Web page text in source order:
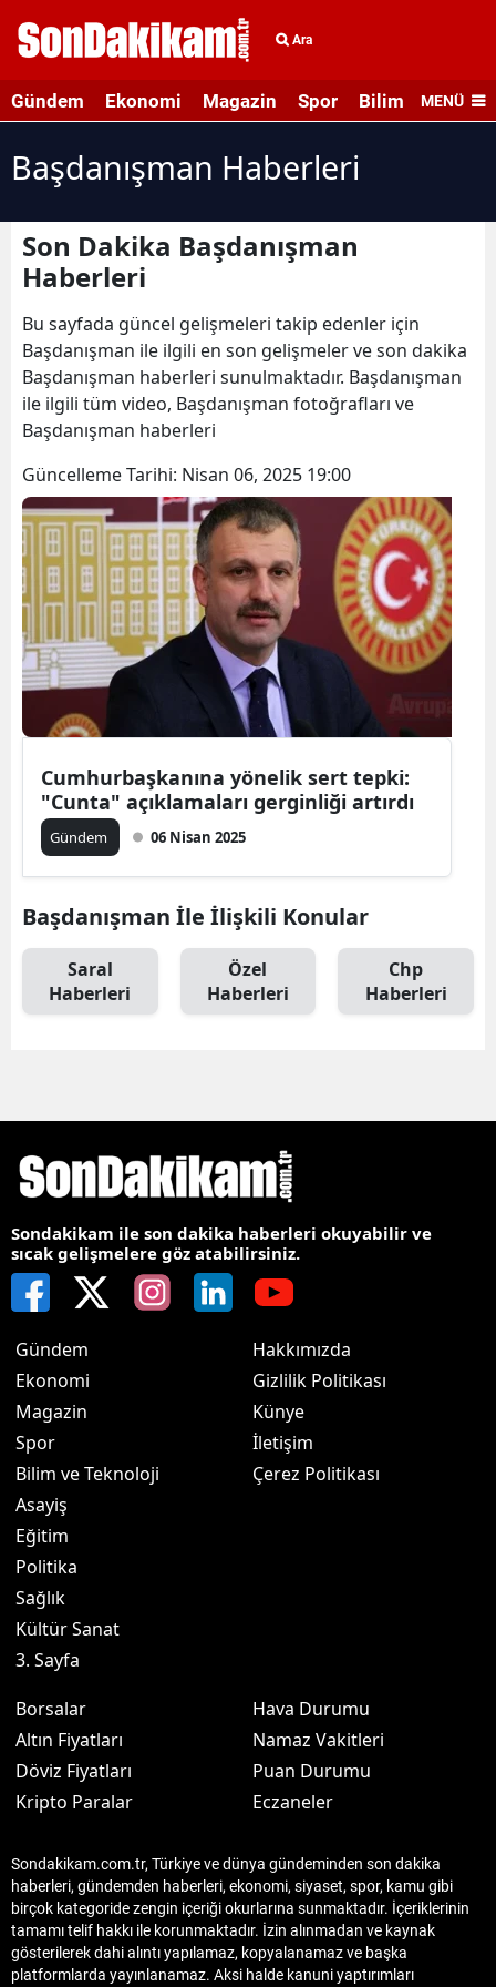
Ara
Gündem Ekonomi Magazin Spor Bilim veMENÜ
Başdanışman Haberleri
Son Dakika Başdanışman
Haberleri
Bu sayfada güncel gelişmeleri takip edenler için
Başdanışman ile ilgili en son gelişmeler ve son dakika
Başdanışman haberleri sunulmaktadır. Başdanışman
ile ilgili tüm video, Başdanışman fotoğrafları ve
Başdanışman haberleri
Güncelleme Tarihi: Nisan 06, 2025 19:00
Cumhurbaşkanına yönelik sert tepki:
"Cunta" açıklamaları gerginliği artırdı
Gündem 06 Nisan 2025
Başdanışman İle İlişkili Konular
Saral
Haberleri
Özel
Haberleri
Chp
Haberleri
Sondakikam ile son dakika haberleri okuyabilir ve
sıcak gelişmelere göz atabilirsiniz.
Gündem
Ekonomi
Magazin
Spor
Bilim ve Teknoloji
Asayiş
Eğitim
Politika
Sağlık
Kültür Sanat
3. Sayfa
Hakkımızda
Gizlilik Politikası
Künye
İletişim
Çerez Politikası
Borsalar
Altın Fiyatları
Döviz Fiyatları
Kripto Paralar
Hava Durumu
Namaz Vakitleri
Puan Durumu
Eczaneler
Sondakikam.com.tr, Türkiye ve dünya gündeminden son dakika
haberleri, gündemden haberleri, ekonomi, siyaset, spor, kamu gibi
birçok kategoride zengin içeriği okurlarına sunmaktadır. İçeriklerinin
tamamı telif hakkı ile korunmaktadır. İzin alınmadan ve kaynak
gösterilerek dahi alıntı yapılamaz, kopyalanamaz ve başka
platformlarda yayınlanamaz. Aksi halde kanuni yaptırımları